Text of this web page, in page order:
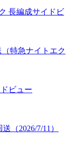
長編成サイドビ
特急ナイトエク
ビュー
（2026/7/11）